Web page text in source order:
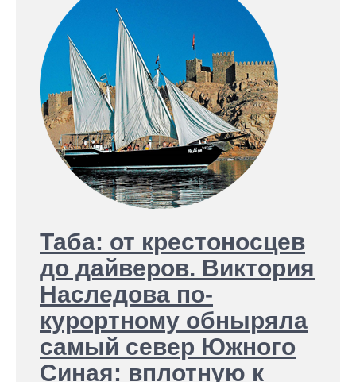
Таба: от крестоносцев
до дайверов. Виктория
Наследова по-
курортному обныряла
самый север Южного
Синая: вплотную к